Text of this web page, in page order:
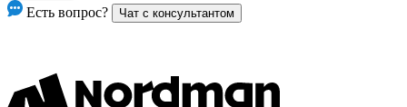
Есть вопрос? Чат с консультантом